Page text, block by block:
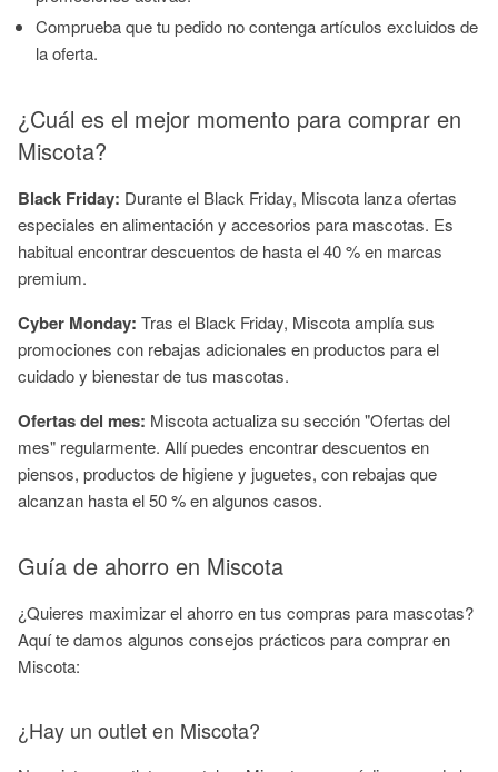
Comprueba que tu pedido no contenga artículos excluidos de
la oferta.
¿Cuál es el mejor momento para comprar en
Miscota?
Black Friday: Durante el Black Friday, Miscota lanza ofertas
especiales en alimentación y accesorios para mascotas. Es
habitual encontrar descuentos de hasta el 40 % en marcas
premium.
Cyber Monday: Tras el Black Friday, Miscota amplía sus
promociones con rebajas adicionales en productos para el
cuidado y bienestar de tus mascotas.
Ofertas del mes: Miscota actualiza su sección "Ofertas del
mes" regularmente. Allí puedes encontrar descuentos en
piensos, productos de higiene y juguetes, con rebajas que
alcanzan hasta el 50 % en algunos casos.
Guía de ahorro en Miscota
¿Quieres maximizar el ahorro en tus compras para mascotas?
Aquí te damos algunos consejos prácticos para comprar en
Miscota:
¿Hay un outlet en Miscota?